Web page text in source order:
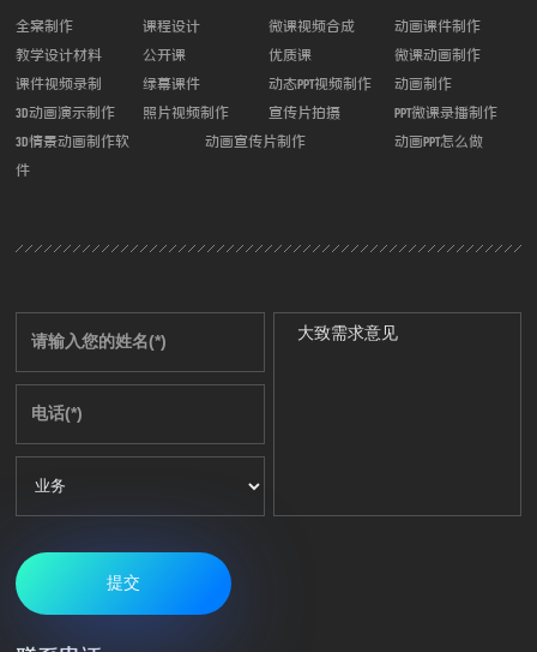
全案制作 课程设计 微课视频合成
动画课件制作
教学设计材料
公开课 优质课
微课动画制作
课件视频录制
绿幕课件 动态PPT视频制作
动画制作
3D动画演示制作
照片视频制作 宣传片拍摄
PPT微课录播制作
3D情景动画制作软
件
动画宣传片制作 动画PPT怎么做